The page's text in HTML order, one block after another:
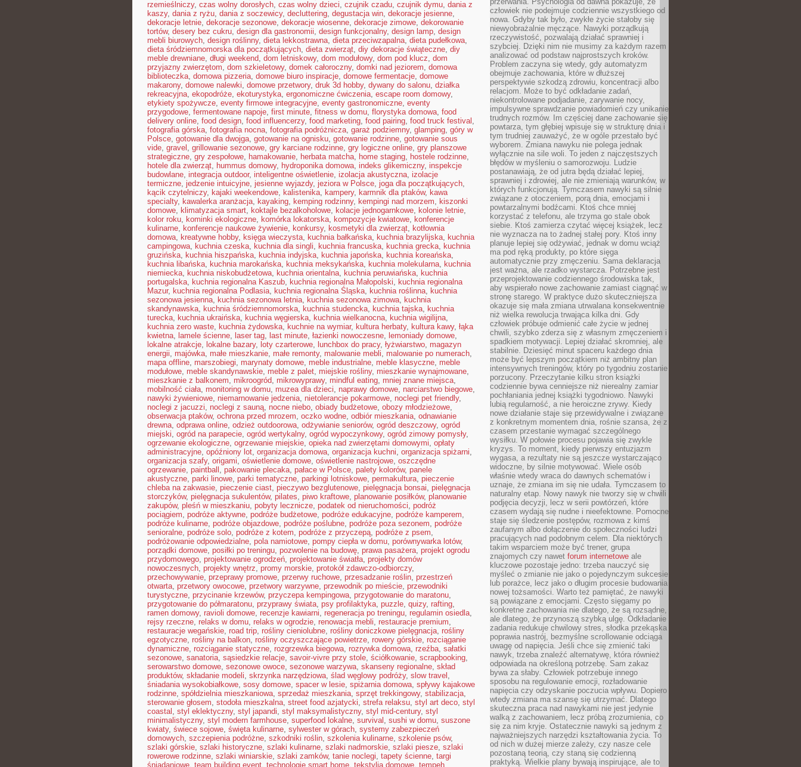
rzemieślniczy, czas wolny dorosłych, czas wolny dzieci, czujnik czadu, czujnik dymu, dania z
kaszy, dania z ryżu, dania z soczewicy, decluttering, degustacja win, dekoracje jesienne,
dekoracje letnie, dekoracje sezonowe, dekoracje wiosenne, dekoracje zimowe, dekorowanie
tortów, desery bez cukru, design dla gastronomii, design funkcjonalny, design lamp, design
mebli biurowych, design roślinny, dieta lekkostrawna, dieta przeciwzapalna, dieta pudełkowa,
dieta śródziemnomorska dla początkujących, dieta zwierząt, diy dekoracje świąteczne, diy
meble drewniane, długi weekend, dom letniskowy, dom modułowy, dom pod klucz, dom
przyjazny zwierzętom, dom szkieletowy, domek całoroczny, domki nad jeziorem, domowa
biblioteczka, domowa pizzeria, domowe biuro inspiracje, domowe fermentacje, domowe
makarony, domowe nalewki, domowe przetwory, druk 3d hobby, dywany do salonu, działka
rekreacyjna, ekopodróże, ekoturystyka, ergonomiczne ćwiczenia, escape room domowy,
etykiety spożywcze, eventy firmowe integracyjne, eventy gastronomiczne, eventy
przygodowe, fermentowane napoje, first minute, fitness w domu, florystyka domowa, food
delivery online, food design, food influencerzy, food marketing, food pairing, food truck festival ,
fotografia górska, fotografia nocna, fotografia podróżnicza, garaż podziemny, glamping, góry w
Polsce, gotowanie dla dwojga, gotowanie na ognisku, gotowanie rodzinne, gotowanie sous
vide, gravel , grillowanie sezonowe, gry karciane rodzinne, gry logiczne online, gry planszowe
strategiczne, gry zespołowe, hamakowanie, herbata matcha, home staging, hostele rodzinne,
hotele dla zwierząt, hummus domowy, hydroponika domowa, indeks glikemiczny, inspekcje
budowlane, integracja outdoor, inteligentne oświetlenie, izolacja akustyczna, izolacje
termiczne, jedzenie intuicyjne, jesienne wyjazdy, jeziora w Polsce, joga dla początkujących,
kącik czytelniczy, kajaki weekendowe, kalistenika, kampery, karmnik dla ptaków, kawa
specialty, kawalerka aranżacja, kayaking, kemping rodzinny, kempingi nad morzem, kiszonki
domowe, klimatyzacja smart, koktajle bezalkoholowe, kolacje jednogarnkowe, kolonie letnie,
kolor roku, kominki ekologiczne, komórka lokatorska, kompozycje kwiatowe, konferencje
kulinarne, konferencje naukowe żywienie, konkursy, kosmetyki dla zwierząt, kotłownia
domowa, kreatywne hobby, księga wieczysta, kuchnia bałkańska, kuchnia brazylijska, kuchnia
campingowa, kuchnia czeska, kuchnia dla singli, kuchnia francuska, kuchnia grecka, kuchnia
gruzińska, kuchnia hiszpańska, kuchnia indyjska, kuchnia japońska, kuchnia koreańska,
kuchnia libańska, kuchnia marokańska, kuchnia meksykańska, kuchnia molekularna, kuchnia
niemiecka, kuchnia niskobudżetowa, kuchnia orientalna, kuchnia peruwiańska, kuchnia
portugalska, kuchnia regionalna Kaszub, kuchnia regionalna Małopolski, kuchnia regionalna
Mazur, kuchnia regionalna Podlasia, kuchnia regionalna Śląska, kuchnia roślinna, kuchnia
sezonowa jesienna, kuchnia sezonowa letnia, kuchnia sezonowa zimowa, kuchnia
skandynawska, kuchnia śródziemnomorska, kuchnia studencka, kuchnia tajska, kuchnia
turecka, kuchnia ukraińska, kuchnia węgierska, kuchnia wielkanocna, kuchnia wigilijna,
kuchnia zero waste, kuchnia żydowska, kuchnie na wymiar, kultura herbaty, kultura kawy, łąka
kwietna, lamele ścienne, laser tag, last minute, łazienki nowoczesne, lemoniady domowe,
lokalne atrakcje, lokalne bazary, loty czarterowe, lunchbox do pracy, łyżwiarstwo, magazyn
energii, majówka, małe mieszkanie, małe remonty, malowanie mebli, malowanie po numerach,
mapa offline, marszobiegi, marynaty domowe, meble industrialne, meble klasyczne, meble
modułowe, meble skandynawskie, meble z palet, miejskie rośliny, mieszkanie wynajmowane,
mieszkanie z balkonem, mikroogród, mikrowyprawy, mindful eating, mniej znane miejsca,
mobilność ciała, monitoring w domu, muzea dla dzieci, naprawy domowe, narciarstwo biegowe,
nawyki żywieniowe, niemarnowanie jedzenia, nietolerancje pokarmowe, noclegi pet friendly,
noclegi z jacuzzi, noclegi z sauną, nocne niebo, obiady budżetowe, obozy młodzieżowe,
obserwacja ptaków, ochrona przed mrozem, oczko wodne, odbiór mieszkania, odnawianie
drewna, odprawa online, odzież outdoorowa, odżywianie seniorów, ogród deszczowy, ogród
miejski, ogród na parapecie, ogród wertykalny, ogród wypoczynkowy, ogród zimowy pomysły,
ogrzewanie ekologiczne, ogrzewanie miejskie, opieka nad zwierzętami domowymi, opłaty
administracyjne, opóźniony lot, organizacja domowa, organizacja kuchni, organizacja spiżarni,
organizacja szafy, origami, oświetlenie domowe, oświetlenie nastrojowe, oszczędne
ogrzewanie, paintball , pakowanie plecaka, pałace w Polsce, palety kolorów, panele
akustyczne, parki linowe, parki tematyczne, parkingi lotniskowe, permakultura, pieczenie
chleba na zakwasie, pieczenie ciast, pieczywo bezglutenowe, pielęgnacja bonsai, pielęgnacja
storczyków, pielęgnacja sukulentów, pilates, piwo kraftowe, planowanie posiłków, planowanie
zakupów, pleśń w mieszkaniu, pobyty lecznicze, podatek od nieruchomości, podróż
pociągiem, podróże aktywne, podróże budżetowe, podróże edukacyjne, podróże kamperem,
podróże kulinarne, podróże objazdowe, podróże poślubne, podróże poza sezonem, podróże
senioralne, podróże solo, podróże z kotem, podróże z przyczepą, podróże z psem,
podróżowanie odpowiedzialne, pola namiotowe, pompy ciepła w domu, porównywarka lotów,
porządki domowe, posiłki po treningu, pozwolenie na budowę, prawa pasażera, projekt ogrodu
przydomowego, projektowanie ogrodzeń, projektowanie światła, projekty domów
nowoczesnych, projekty wnętrz, promy morskie, protokół zdawczo-odbiorczy,
przechowywanie, przeprawy promowe, przerwy ruchowe, przesadzanie roślin, przestrzeń
otwarta, przetwory owocowe, przetwory warzywne, przewodnik po mieście, przewodniki
turystyczne, przycinanie krzewów, przyczepa kempingowa, przygotowanie do maratonu,
przygotowanie do półmaratonu, przyprawy świata, psy profilaktyka, puzzle, quizy, rafting,
ramen domowy, ravioli domowe, recenzje kawiarni, regeneracja po treningu, regulamin osiedla,
rejsy rzeczne, relaks w domu, relaks w ogrodzie, renowacja mebli, restauracje premium,
restauracje wegańskie, road trip, rośliny cieniolubne, rośliny doniczkowe pielęgnacja, rośliny
egzotyczne, rośliny na balkon, rośliny oczyszczające powietrze, rowery górskie, rozciąganie
dynamiczne, rozciąganie statyczne, rozgrzewka biegowa, rozrywka domowa, rzeźba, sałatki
sezonowe, sanatoria, sąsiedzkie relacje, savoir-vivre przy stole, ściółkowanie, scrapbooking,
serowarstwo domowe, sezonowe owoce, sezonowe warzywa, skanseny regionalne, skład
produktów, składanie modeli, skrzynka narzędziowa, ślad węglowy podróży, slow travel ,
śniadania wysokobiałkowe, sosy domowe, spacer w lesie, spiżarnia domowa, spływy kajakowe
rodzinne, spółdzielnia mieszkaniowa, sprzedaż mieszkania, sprzęt trekkingowy, stabilizacja,
sterowanie głosem, stodoła mieszkalna, street food azjatycki, strefa relaksu, styl art deco, styl
coastal , styl eklektyczny, styl japandi, styl maksymalistyczny, styl mid-century, styl
minimalistyczny, styl modern farmhouse, superfood lokalne, survival , sushi w domu, suszone
kwiaty, świece sojowe, święta kulinarne, sylwester w górach, systemy zabezpieczeń
domowych, szczepienia podróżne, szkodniki roślin, szkolenia kulinarne, szkolenie psów,
szlaki górskie, szlaki historyczne, szlaki kulinarne, szlaki nadmorskie, szlaki piesze, szlaki
rowerowe rodzinne, szlaki winiarskie, szlaki zamków, tanie noclegi, tapety ścienne, targi
śniadaniowe, team building event, technologie smart home, tekstylia domowe, tempeh
człowiek nie podejmuje codziennie wszystkiego od
nowa. Gdyby tak było, zwykłe życie stałoby się
niewyobrażalnie męczące. Nawyki porządkują
rzeczywistość, pozwalają działać sprawniej i
szybciej. Dzięki nim nie musimy za każdym razem
analizować od podstaw najprostszych kroków.
Problem zaczyna się wtedy, gdy automatyzm
obejmuje zachowania, które w dłuższej
perspektywie szkodzą zdrowiu, koncentracji albo
relacjom. Może to być odkładanie zadań,
niekontrolowane podjadanie, zarywanie nocy,
impulsywne sprawdzanie powiadomień czy unikanie
trudnych rozmów. Im częściej dane zachowanie się
powtarza, tym głębiej wpisuje się w strukturę dnia i
tym trudniej zauważyć, że w ogóle przestało być
wyborem. Zmiana nawyku nie polega jednak
wyłącznie na sile woli. To jeden z najczęstszych
błędów w myśleniu o samorozwoju. Ludzie
postanawiają, że od jutra będą działać lepiej,
sprawniej i zdrowiej, ale nie zmieniają warunków, w
których funkcjonują. Tymczasem nawyki są silnie
związane z otoczeniem, porą dnia, emocjami i
powtarzalnymi bodźcami. Ktoś chce mniej
korzystać z telefonu, ale trzyma go stale obok
siebie. Ktoś zamierza czytać więcej książek, lecz
nie wyznacza na to żadnej stałej pory. Ktoś inny
planuje lepiej się odżywiać, jednak w domu wciąż
ma pod ręką produkty, po które sięga
automatycznie przy zmęczeniu. Sama deklaracja
jest ważna, ale rzadko wystarcza. Potrzebne jest
przeprojektowanie codziennego środowiska tak,
aby wspierało nowe zachowanie zamiast ciągnąć w
stronę starego. W praktyce dużo skuteczniejsza
okazuje się mała zmiana utrwalana konsekwentnie
niż wielka rewolucja trwająca kilka dni. Gdy
człowiek próbuje odmienić całe życie w jednej
chwili, szybko zderza się z własnym zmęczeniem i
spadkiem motywacji. Lepiej działać skromniej, ale
stabilnie. Dziesięć minut spaceru każdego dnia
może być lepszym początkiem niż ambitny plan
intensywnych treningów, który po tygodniu zostanie
porzucony. Przeczytanie kilku stron książki
codziennie bywa cenniejsze niż nierealny zamiar
pochłaniania jednej książki tygodniowo. Nawyki
lubią regularność, a nie heroiczne zrywy. Kiedy
nowe działanie staje się przewidywalne i związane
z konkretnym momentem dnia, rośnie szansa, że z
czasem przestanie wymagać szczególnego
wysiłku. W połowie procesu pojawia się zwykle
kryzys. To moment, kiedy pierwszy entuzjazm
wygasa, a rezultaty nie są jeszcze wystarczająco
widoczne, by silnie motywować. Wiele osób
właśnie wtedy wraca do dawnych schematów i
uznaje, że zmiana im się nie udała. Tymczasem to
naturalny etap. Nowy nawyk nie tworzy się w chwili
podjęcia decyzji, lecz w serii powtórzeń, które
czasem wydają się nudne i nieefektowne. Pomocne
staje się śledzenie postępów, rozmowa z kimś
zaufanym albo dołączenie do społeczności ludzi
pracujących nad podobnym celem. Dla niektórych
takim wsparciem może być trener, grupa
znajomych czy nawet forum internetowe ale
kluczowe pozostaje jedno: trzeba nauczyć się
myśleć o zmianie nie jako o pojedynczym sukcesie
lub porażce, lecz jako o długim procesie budowania
nowej tożsamości. Warto też pamiętać, że nawyki
są powiązane z emocjami. Często sięgamy po
konkretne zachowania nie dlatego, że są rozsądne,
ale dlatego, że przynoszą szybką ulgę. Odkładanie
zadania redukuje chwilowy stres, słodka przekąska
poprawia nastrój, bezmyślne scrollowanie odciąga
uwagę od napięcia. Jeśli chce się zmienić taki
nawyk, trzeba znaleźć alternatywę, która również
odpowiada na określoną potrzebę. Sam zakaz
bywa za słaby. Człowiek potrzebuje innego
sposobu na regulowanie emocji, rozładowanie
napięcia czy odzyskanie poczucia wpływu. Dopiero
wtedy zmiana ma szansę się utrzymać. Dlatego
skuteczna praca nad nawykami nie jest jedynie
walką z zachowaniem, lecz próbą zrozumienia, co
się za nim kryje. Ostatecznie nawyki są jednym z
najważniejszych narzędzi kształtowania życia. To
od nich w dużej mierze zależy, czy nasze cele
pozostaną teorią, czy staną się codzienną
praktyką. Wielkie plany bywają inspirujące, ale to